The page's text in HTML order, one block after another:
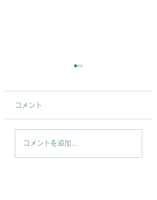
【御礼】お買い上げい
ただいた皆さまありが
コメント
コメントを追加…